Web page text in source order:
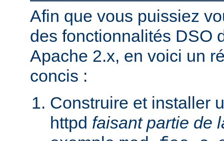
Afin que vous puissiez
des fonctionnalités DSO
Apache 2.x, en voici un
concis :
Construire et installer
httpd faisant partie de